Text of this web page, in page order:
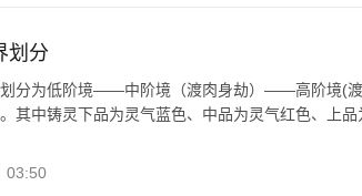
划分
划分为低阶境——中阶境（渡肉身劫）——高阶境(
其中铸灵下品为灵气蓝色、中品为灵气红色、上
03:50